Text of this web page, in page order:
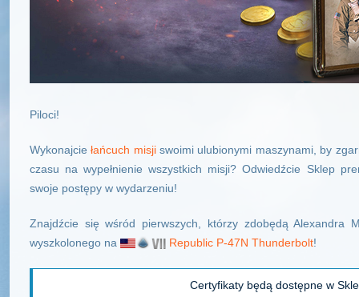
Piloci!
Wykonajciełańcuch misjiswoimi ulubionymi maszynami, by
czasu na wypełnienie wszystkich misji? Odwiedźcie Sklep
swoje postępy w wydarzeniu!
Znajdźcie się wśród pierwszych, którzy zdobędą Alexandra
wyszkolonego na
Republic P-47N Thunderbolt!
Certyfikaty będą dostępne w